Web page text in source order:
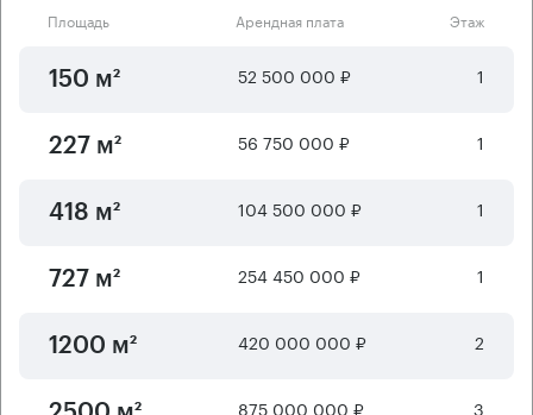
Площадь Арендная плата Этаж
150 м² 52 500 000 ₽ 1
227 м² 56 750 000 ₽ 1
418 м² 104 500 000 ₽ 1
727 м² 254 450 000 ₽ 1
1200 м² 420 000 000 ₽ 2
875 000 000 ₽ 3